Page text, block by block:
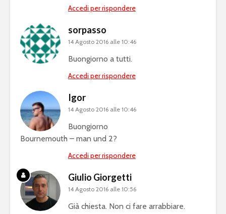
Accedi per rispondere
sorpasso
14 Agosto 2016 alle 10:46
Buongiorno a tutti.
Accedi per rispondere
Igor
14 Agosto 2016 alle 10:46
Buongiorno
Bournemouth – man und 2?
Accedi per rispondere
Giulio Giorgetti
14 Agosto 2016 alle 10:56
Già chiesta. Non ci fare arrabbiare.